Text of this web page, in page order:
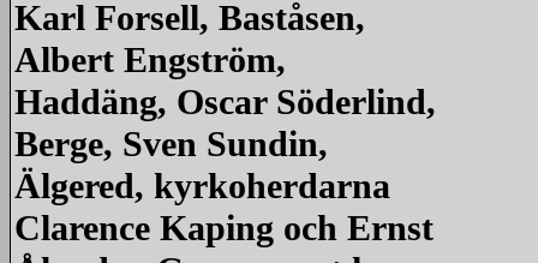
Karl Forsell, Baståsen,
Albert Engström,
Haddäng, Oscar Söderlind,
Berge, Sven Sundin,
Älgered, kyrkoherdarna
Clarence Kaping och Ernst